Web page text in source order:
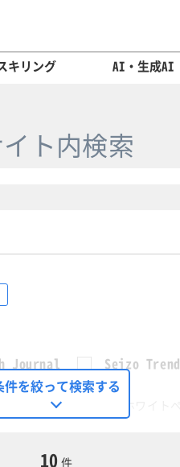
キリング AI・生成AI
ト内検索
Journal Seizo Trend
動画
件を絞って検索する
10 件